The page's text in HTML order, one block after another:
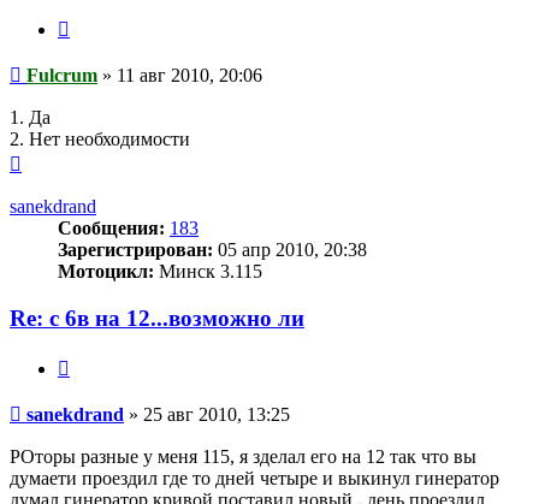
Сообщение
Fulcrum » 11 авг 2010, 20:06
1. Да
2. Нет необходимости
началу
sanekdrand
Сообщения: 183
Зарегистрирован: 05 апр 2010, 20:38
Мотоцикл: Минск 3.115
Re: с 6в на 12...возможно ли
Сообщение
sanekdrand » 25 авг 2010, 13:25
РОторы разные у меня 115, я зделал его на 12 так что вы
думаети проездил где то дней четыре и выкинул гинератор
думал гинератор кривой поставил новый , день проездил